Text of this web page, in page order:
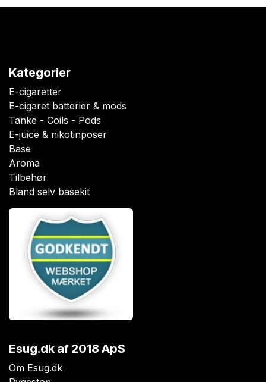
Kategorier
E-cigaretter
E-cigaret batterier & mods
Tanke - Coils - Pods
E-juice & nikotinposer
Base
Aroma
Tilbehør
Bland selv basekit
Esug.dkaf 2018 ApS
Om Esug.dk